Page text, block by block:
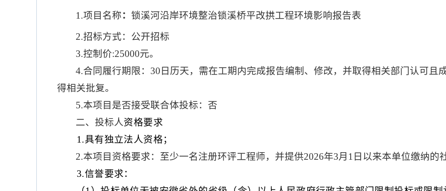
1.项目名称：锁溪河沿岸环境整治锁溪桥平改拱工程环境影响报告表
2.招标方式：公开招标
3.控制价:25000元。
4.合同履行期限： 30日历天，需在工期内完成报告编制、修改，并取得相关部门认可且
得相关批复。
5.本项目是否接受联合体投标：否
二、投标人资格要求
1 .具有独立法人资格；
2.本项目资格要求：至少一名注册环评工程师，并提供2026年3月1日以来本单位缴纳的
3.信誉要求：